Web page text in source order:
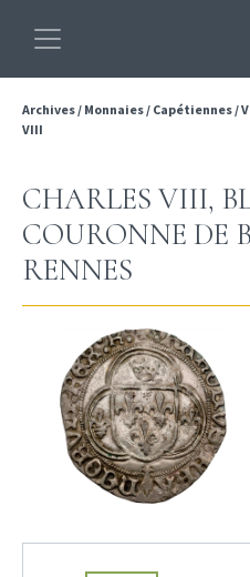
Archives/ Monnaies/ Capétiennes/
VIII
CHARLES VIII,
COURONNE DE
RENNES